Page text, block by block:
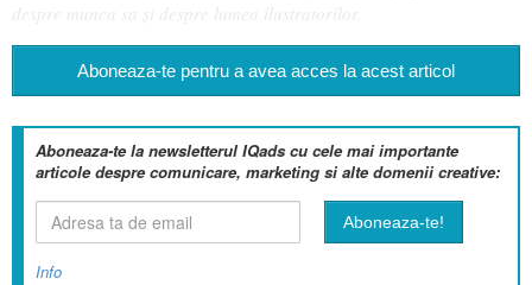
despre munca sa și despre lumea ilustratorilor.
Aboneaza-te pentru a avea acces la acest articol
Aboneaza-te la newsletterul IQads cu cele mai importante
articole despre comunicare, marketing si alte domenii creative:
Info